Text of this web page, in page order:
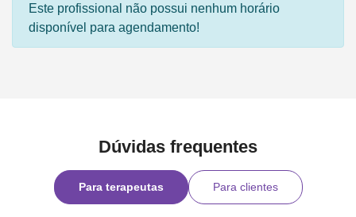
Este profissional não possui nenhum horário
disponível para agendamento!
Dúvidas frequentes
Para terapeutas Para clientes